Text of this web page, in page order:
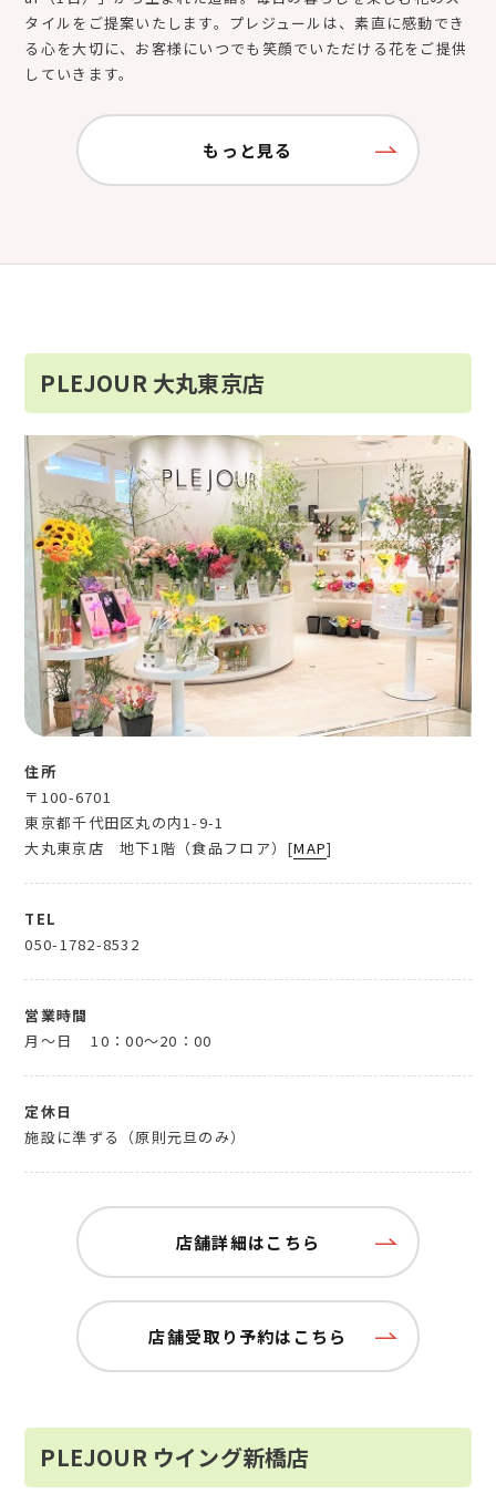
タイルをご提案いたします。プレジュールは、素直に感動でき
る心を大切に、お客様にいつでも笑顔でいただける花をご提供
していきます。
もっと見る
PLEJOUR 大丸東京店
住所
〒100-6701
東京都千代田区丸の内1-9-1
大丸東京店 地下1階（食品フロア）[MAP]
TEL
050-1782-8532
営業時間
月～日
10：00～20：00
定休日
施設に準ずる（原則元旦のみ）
店舗詳細はこちら
店舗受取り予約はこちら
PLEJOUR ウイング新橋店